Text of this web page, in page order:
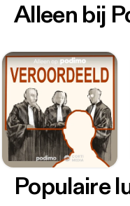
Alleen bij
Populaire